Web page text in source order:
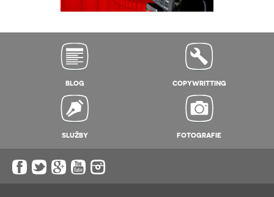
BLOG COPYWRITTING
SLUŽBY FOTOGRAFIE